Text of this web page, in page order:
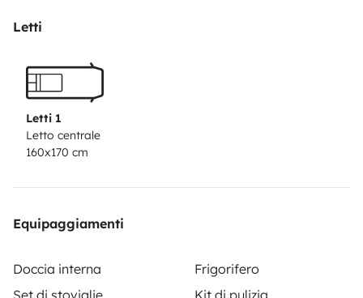
📍 Suggerimenti di percorsi e luoghi segreti!
🚫 Solo Tenerife
Letti
Letti 1
Letto centrale
160x170 cm
Equipaggiamenti
Doccia interna
Frigorifero